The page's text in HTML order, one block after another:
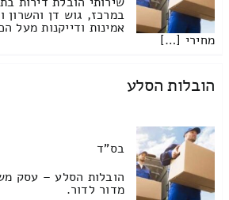
במרכז, גוש דן והשרון
אמינות ודייקנות מעל
מחירי […]
הובלות הסלע
בס"ד
הובלות הסלע – עסק
מדור לדור.